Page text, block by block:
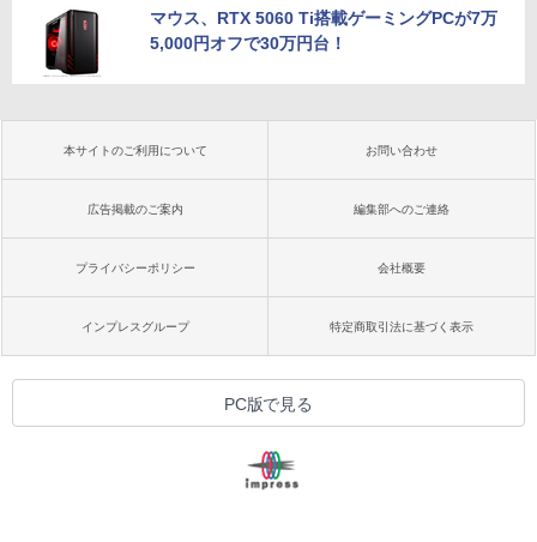
マウス、RTX 5060 Ti搭載ゲーミングPCが7万
5,000円オフで30万円台！
本サイトのご利用について お問い合わせ
広告掲載のご案内 編集部へのご連絡
プライバシーポリシー 会社概要
インプレスグループ 特定商取引法に基づく表示
PC版で見る